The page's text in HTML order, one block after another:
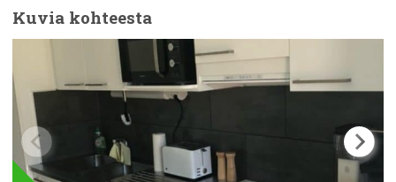
Kuvia kohteesta